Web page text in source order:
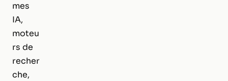
mes
IA,
moteu
rs de
recher
che,